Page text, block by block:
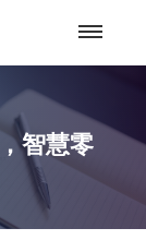
智慧零